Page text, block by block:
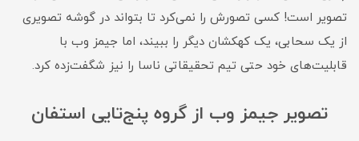
تصویر است! کسی تصورش را نمی‌کرد تا بتواند در گوشه تصویری
از یک سحابی، یک کهکشان دیگر را ببیند، اما جیمز وب با
قابلیت‌های خود حتی تیم تحقیقاتی ناسا را نیز شگفت‌زده کرد.
تصویر جیمز وب از گروه پنج‌تایی استفان